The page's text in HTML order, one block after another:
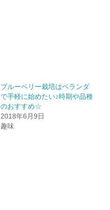
ブルーベリー栽培はベランダ
で手軽に始めたい♪時期や品種
のおすすめ☆
2018年6月9日
趣味